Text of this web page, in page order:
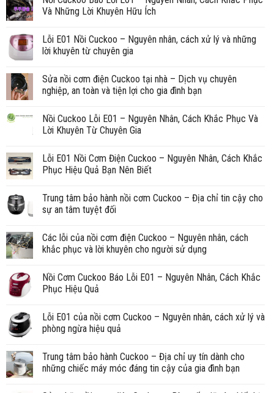
Và Những Lời Khuyên Hữu Ích
Lỗi E01 Nồi Cuckoo – Nguyên nhân, cách xử lý và những
lời khuyên từ chuyên gia
Sửa nồi cơm điện Cuckoo tại nhà – Dịch vụ chuyên
nghiệp, an toàn và tiện lợi cho gia đình bạn
Nồi Cuckoo Lỗi E01 – Nguyên Nhân, Cách Khắc Phục Và
Lời Khuyên Từ Chuyên Gia
Lỗi E01 Nồi Cơm Điện Cuckoo – Nguyên Nhân, Cách Khắc
Phục Hiệu Quả Bạn Nên Biết
Trung tâm bảo hành nồi cơm Cuckoo – Địa chỉ tin cậy cho
sự an tâm tuyệt đối
Các lỗi của nồi cơm điện Cuckoo – Nguyên nhân, cách
khắc phục và lời khuyên cho người sử dụng
Nồi Cơm Cuckoo Báo Lỗi E01 – Nguyên Nhân, Cách Khắc
Phục Hiệu Quả
Lỗi E01 của nồi cơm Cuckoo – Nguyên nhân, cách xử lý và
phòng ngừa hiệu quả
Trung tâm bảo hành Cuckoo – Địa chỉ uy tín dành cho
những chiếc máy móc đáng tin cậy của gia đình bạn